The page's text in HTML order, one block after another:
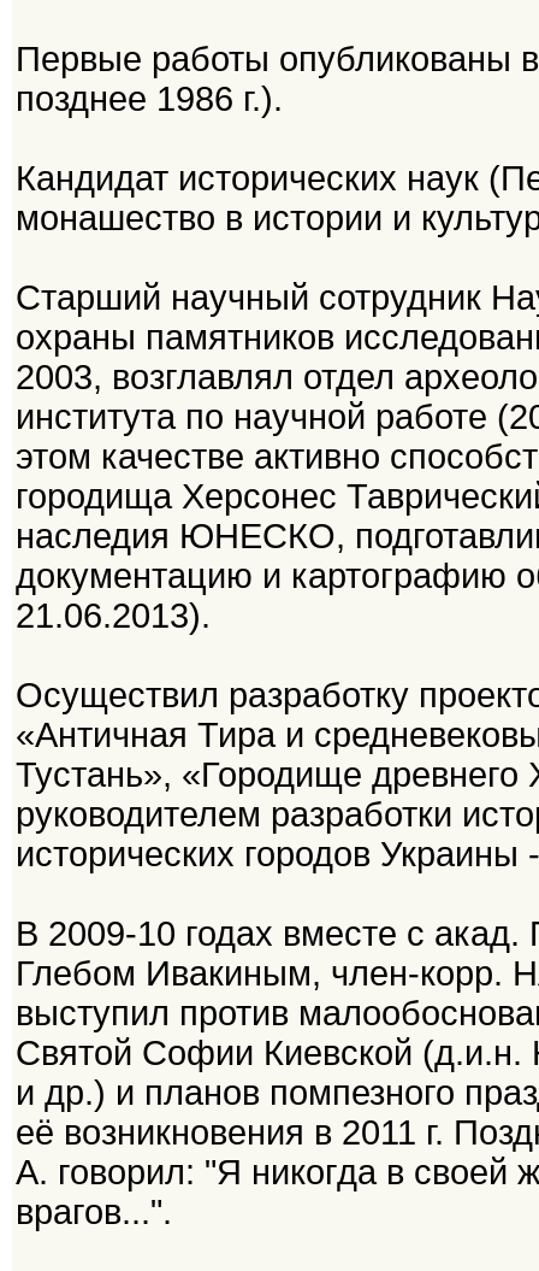
Первые работы опубликованы
позднее 1986 г.).
Кандидат исторических наук
монашество в истории и
Старший научный сотрудник
охраны памятников
2003, возглавлял отдел
института по научной работе
этом качестве активно
городища Херсонес
наследия ЮНЕСКО,
документацию и картографию
21.06.2013).
Осуществил разработку
«Античная Тира и
Тустань», «Городище
руководителем разработки
исторических городов
В 2009-10 годах вместе с
Глебом Ивакиным, член-корр.
выступил против
Святой Софии Киевской (д.и.н.
и др.) и планов помпезного
её возникновения в 2011 г.
А. говорил: "Я никогда в своей
врагов...".